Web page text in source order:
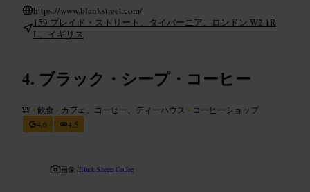
https://www.blankstreet.com/
159 プレイド・ストリート、タイバーニア、ロンドン W2 1R
L、イギリス
ブラック・シープ・コーヒー
¥¥ • 飲食 • カフェ、コーヒー、ティーハウス • コーヒーショップ
4.6
4.5
画像 /Black Sheep Coffee